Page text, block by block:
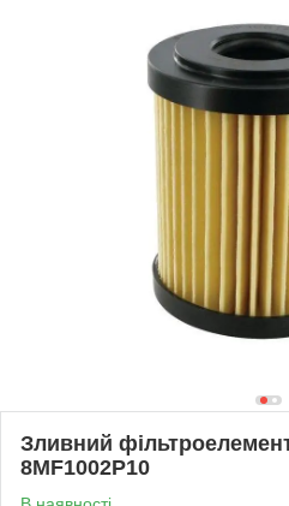
Зливний
8MF1002P10